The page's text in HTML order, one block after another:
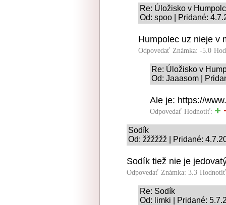
Re: Úložisko v
Od: spoo | Pridané:
Humpolec uz nieje v
Odpovedať Známka: -5.0
Re: Úložisko v
Od: Jaaasom |
Ale je: https://
Odpovedať Hodnotiť:
Sodík
Od: žžžžžž | Pridané:
Sodík tiež nie je
Odpovedať Známka: 3.3
Re: Sodík
Od: limki | Pridané: